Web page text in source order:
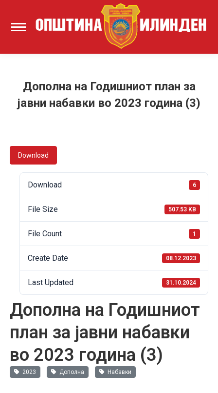
Дополна на Годишниот план за
јавни набавки во 2023 година (3)
Download
Download 6
File Size 507.53 KB
File Count 1
Create Date 08.12.2023
Last Updated 31.10.2024
Дополна на Годишниот
план за јавни набавки
во 2023 година (3)
2023 Дополна Набавки